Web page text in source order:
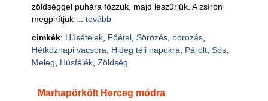
zöldséggel puhára főzzük, majd leszűrjük. A zsíron
megpirítjuk ... tovább
cimkék: Húsételek, Főétel, Sörözés, borozás,
Hétköznapi vacsora
Hideg téli napokra Párolt, Sós,
Meleg
Húsfélék, Zöldség
Marhapörkölt Herceg módra